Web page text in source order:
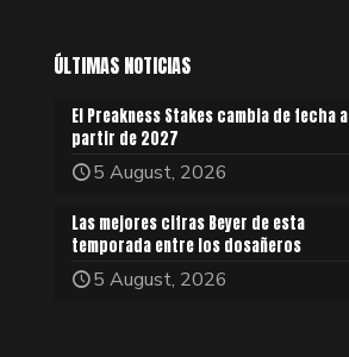
ÚLTIMAS NOTICIAS
El Preakness Stakes cambia de fecha a
partir de 2027
5 August, 2026
Las mejores cifras Beyer de esta
temporada entre los dosañeros
5 August, 2026